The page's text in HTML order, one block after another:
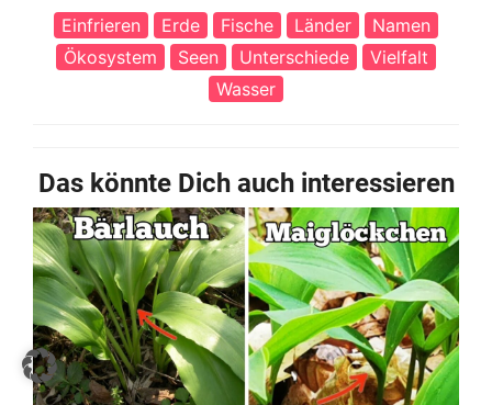
Einfrieren Erde Fische Länder
Namen
Ökosystem
Seen Unterschiede
Vielfalt
Wasser
Das könnte Dich auch interessieren